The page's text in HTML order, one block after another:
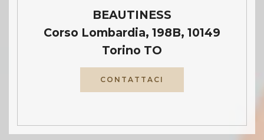
BEAUTINESS
Corso Lombardia, 198B, 10149
Torino TO
CONTATTACI